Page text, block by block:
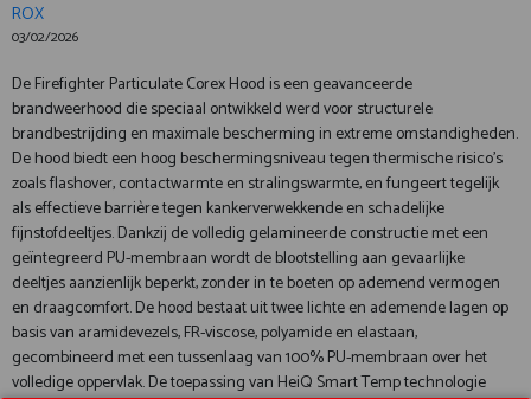
ROX
03/02/2026
De Firefighter Particulate Corex Hood is een geavanceerde
brandweerhood die speciaal ontwikkeld werd voor structurele
brandbestrijding en maximale bescherming in extreme omstandigheden.
De hood biedt een hoog beschermingsniveau tegen thermische risico’s
zoals flashover, contactwarmte en stralingswarmte, en fungeert tegelijk
als effectieve barrière tegen kankerverwekkende en schadelijke
fijnstofdeeltjes. Dankzij de volledig gelamineerde constructie met een
geïntegreerd PU-membraan wordt de blootstelling aan gevaarlijke
deeltjes aanzienlijk beperkt, zonder in te boeten op ademend vermogen
en draagcomfort. De hood bestaat uit twee lichte en ademende lagen op
basis van aramidevezels, FR-viscose, polyamide en elastaan,
gecombineerd met een tussenlaag van 100% PU-membraan over het
volledige oppervlak. De toepassing van HeiQ Smart Temp technologie